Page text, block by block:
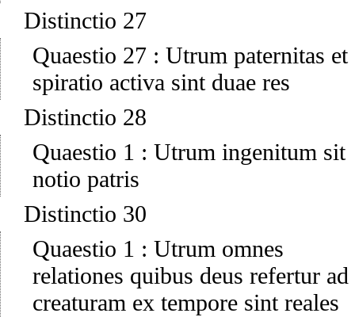
Distinctio 27
Quaestio 27 : Utrum paternitas et
spiratio activa sint duae res
Distinctio 28
Quaestio 1 : Utrum ingenitum sit
notio patris
Distinctio 30
Quaestio 1 : Utrum omnes
relationes quibus deus refertur ad
creaturam ex tempore sint reales